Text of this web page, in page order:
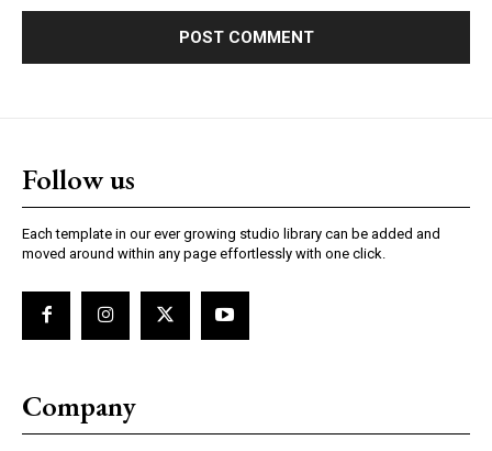
Follow us
Each template in our ever growing studio library can be added and
moved around within any page effortlessly with one click.
Company